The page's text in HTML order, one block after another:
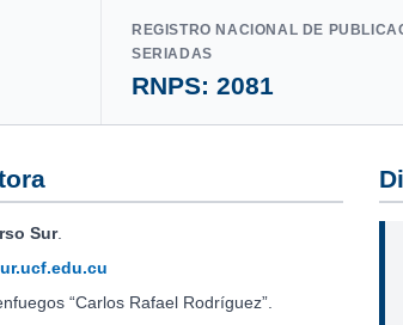
REGISTRO NACIONAL DE
SERIADAS
RNPS: 2081
Sur.
“Carlos Rafael Rodríguez”.